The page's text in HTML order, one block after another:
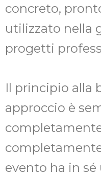
concreto,
utilizzato nella
progetti
Il principio alla
approccio è
evento ha in